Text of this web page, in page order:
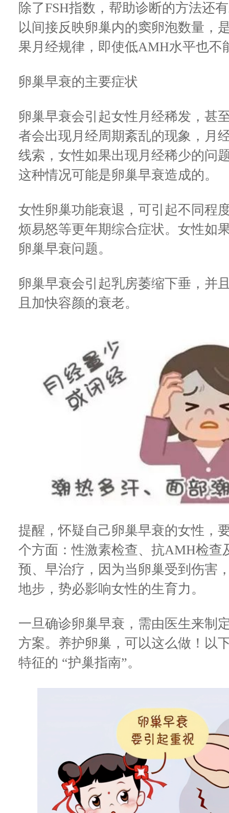
除了FSH指数，帮助诊断的方法还
以间接反映卵巢内的窦卵泡数量，
果月经规律，即使低AMH水平也不
卵巢早衰的主要症状
卵巢早衰会引起女性月经稀发，甚
者会出现月经周期紊乱的现象，月
线索，女性如果出现月经稀少的问
这种情况可能是卵巢早衰造成的。
女性卵巢功能衰退，可引起不同程
烦易怒等更年期综合症状。女性如
卵巢早衰问题。
卵巢早衰会引起乳房萎缩下垂，并
且加快容颜的衰老。
提醒，怀疑自己卵巢早衰的女性，
个方面：性激素检查、抗AMH检查
预、早治疗，因为当卵巢受到伤害
地步，势必影响女性的生育力。
一旦确诊卵巢早衰，需由医生来制
方案。养护卵巢，可以这么做！以
特征的 “护巢指南”。